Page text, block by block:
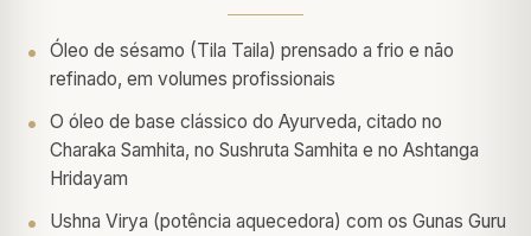
Óleo de sésamo (Tila Taila) prensado a frio e não
refinado, em volumes profissionais
O óleo de base clássico do Ayurveda, citado no
Charaka Samhita, no Sushruta Samhita e no Ashtanga
Hridayam
Ushna Virya (potência aquecedora) com os Gunas Guru